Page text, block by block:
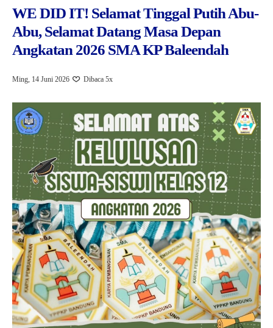
SNBP
WE DID IT! Selamat Tinggal Putih Abu-
Abu, Selamat Datang Masa Depan
Angkatan 2026 SMA KP Baleendah
Ming, 14 Juni 2026 Dibaca 5x